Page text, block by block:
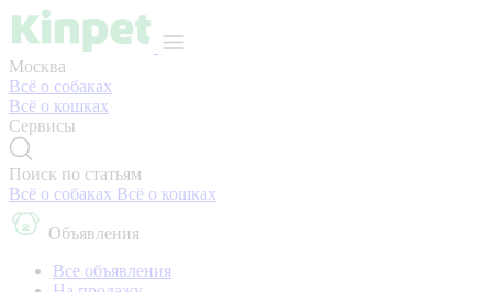
Москва
Всё о собаках
Всё о кошках
Сервисы
Поиск по статьям
Всё о собаках Всё о кошках
Объявления
Все объявления